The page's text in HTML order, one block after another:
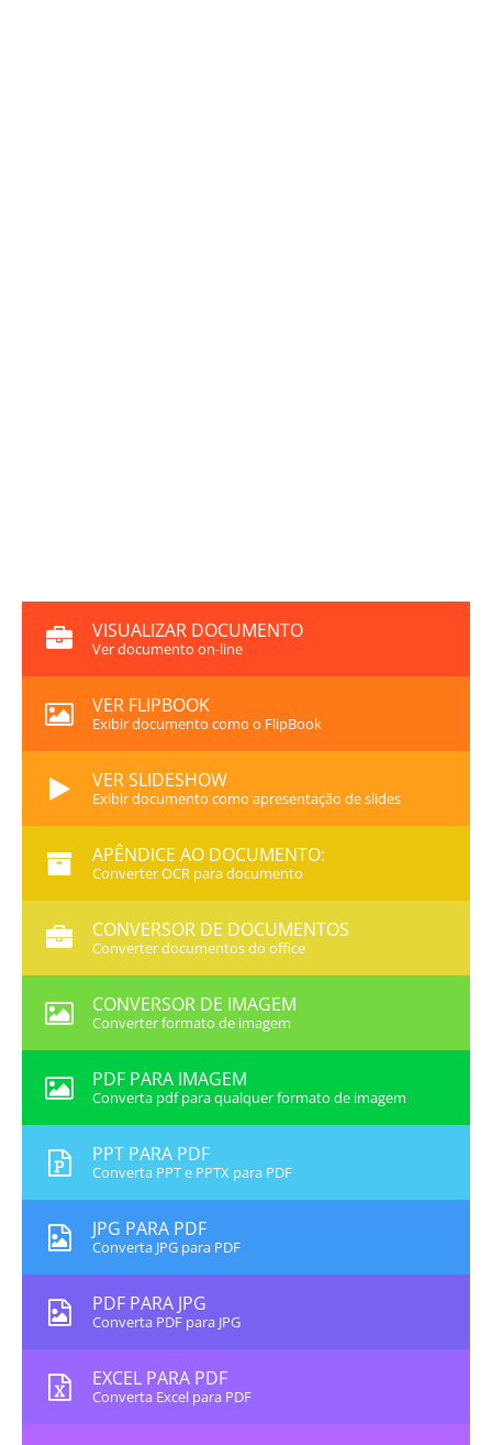
VISUALIZAR DOCUMENTO
Ver documento on-line
VER FLIPBOOK
Exibir documento como o FlipBook
VER SLIDESHOW
Exibir documento como apresentação de slides
APÊNDICE AO DOCUMENTO:
Converter OCR para documento
CONVERSOR DE DOCUMENTOS
Converter documentos do office
CONVERSOR DE IMAGEM
Converter formato de imagem
PDF PARA IMAGEM
Converta pdf para qualquer formato de imagem
PPT PARA PDF
Converta PPT e PPTX para PDF
JPG PARA PDF
Converta JPG para PDF
PDF PARA JPG
Converta PDF para JPG
EXCEL PARA PDF
Converta Excel para PDF